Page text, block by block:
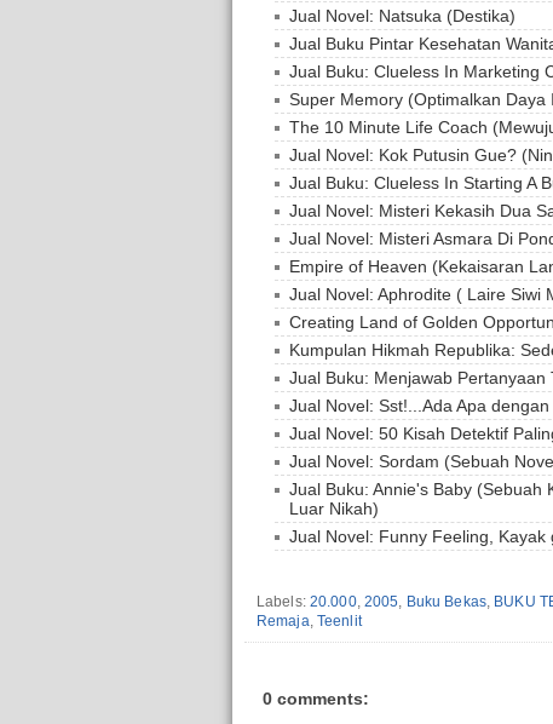
Jual Novel: Natsuka (Destika)
Jual Buku Pintar Kesehatan
Jual Buku: Clueless In Marketing
Super Memory (Optimalkan Daya
The 10 Minute Life Coach
Jual Novel: Kok Putusin Gue?
Jual Buku: Clueless In Starting A
Jual Novel: Misteri Kekasih Dua
Jual Novel: Misteri Asmara Di
Empire of Heaven (Kekaisaran
Jual Novel: Aphrodite ( Laire Siwi
Creating Land of Golden
Kumpulan Hikmah Republika:
Jual Buku: Menjawab
Jual Novel: Sst!...Ada Apa
Jual Novel: 50 Kisah Detektif
Jual Novel: Sordam (Sebuah
Jual Buku: Annie's Baby (Sebuah
Luar Nikah)
Jual Novel: Funny Feeling, Kayak
Labels: 20.000, 2005, Buku Bekas, BUKU
Remaja, Teenlit
0 comments: